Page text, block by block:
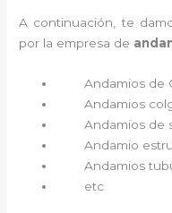
A continuación, te
por la empresa de
Andamios de
Andamios
Andamios de
Andamio
Andamios
etc